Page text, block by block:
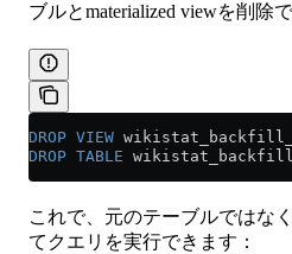
ブルとmaterialized viewを削除
DROP VIEW
DROP TABLE
これで、元のテーブルではな
てクエリを実行できます：